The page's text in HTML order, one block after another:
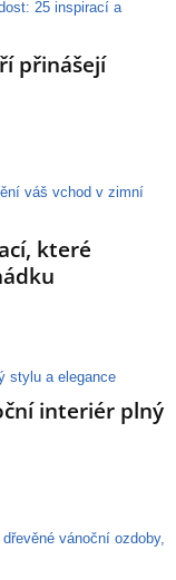
přinášejí
které
interiér plný